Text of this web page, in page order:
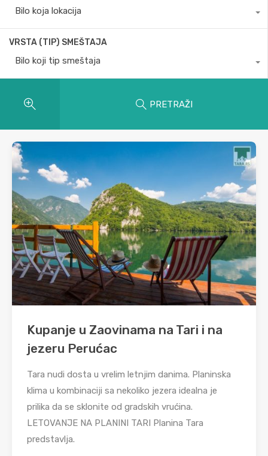
Bilo koja lokacija
VRSTA (TIP) SMEŠTAJA
Bilo koji tip smeštaja
PRETRAŽI
Kupanje u Zaovinama na Tari i na
jezeru Perućac
Tara nudi dosta u vrelim letnjim danima. Planinska
klima u kombinaciji sa nekoliko jezera idealna je
prilika da se sklonite od gradskih vrućina.
LETOVANJE NA PLANINI TARI Planina Tara
predstavlja.